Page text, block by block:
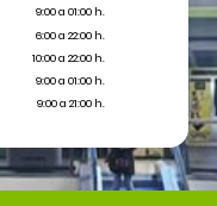
9:00 a 01:00 h.
6:00 a 22:00 h.
10:00 a 22:00 h.
9:00 a 01:00 h.
9:00 a 21:00 h.